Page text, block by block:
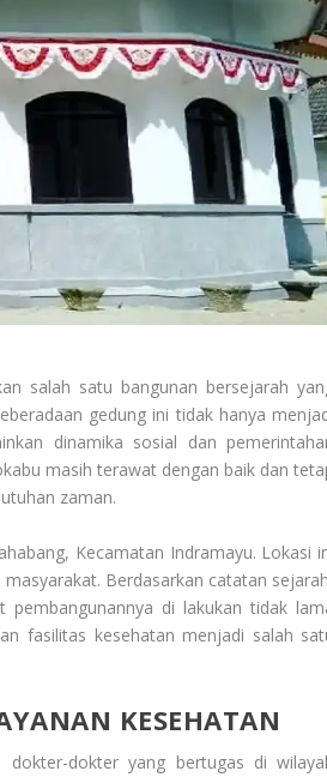
salah satu bangunan bersejarah
gedung ini tidak hanya
dinamika sosial dan
masih terawat dengan baik dan
zaman.
Kecamatan Indramayu. Lokasi
Berdasarkan catatan
di lakukan tidak
fasilitas kesehatan menjadi salah
KESEHATAN
dokter-dokter yang bertugas di